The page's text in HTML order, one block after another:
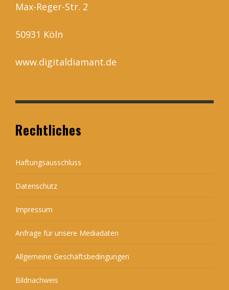
Max-Reger-Str. 2
50931 Köln
www.digitaldiamant.de
Rechtliches
Haftungsausschluss
Datenschutz
Impressum
Anfrage für unsere Mediadaten
Allgemeine Geschäftsbedingungen
Bildnachweis